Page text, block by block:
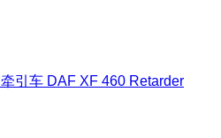
牵引车 DAF XF 460 Retarder